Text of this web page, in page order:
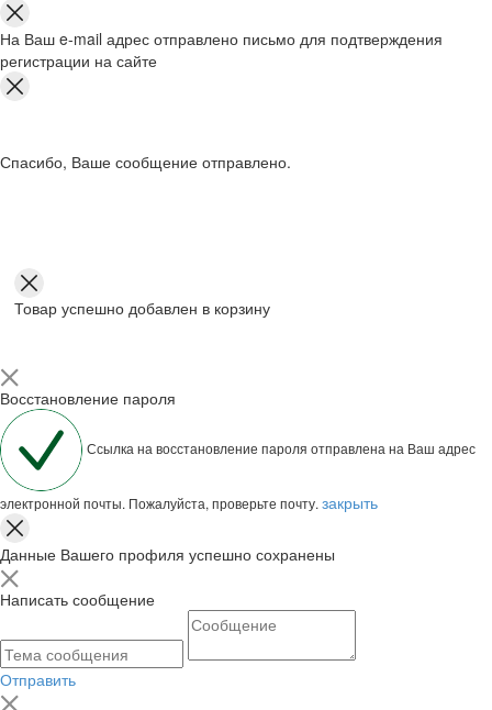
На Ваш e-mail адрес отправлено письмо для подтверждения
регистрации на сайте
Спасибо, Ваше сообщение отправлено.
Товар успешно добавлен в корзину
Восстановление пароля
Ссылка на восстановление пароля отправлена на Ваш адрес
электронной почты. Пожалуйста, проверьте почту. закрыть
Данные Вашего профиля успешно сохранены
Написать сообщение
Отправить